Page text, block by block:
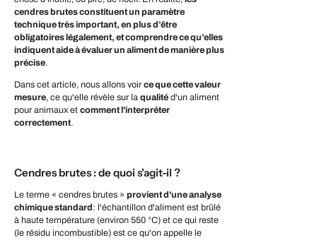
cendres brutes constituent un paramètre
technique très important, en plus d’être
obligatoires légalement, et comprendre ce qu’elles
indiquent aide à évaluer un aliment de manière plus
précise.
Dans cet article, nous allons voir ce que cette valeur
mesure, ce qu'elle révèle sur la qualité d'un aliment
pour animaux et comment l'interpréter
correctement.
Cendres brutes : de quoi s'agit-il ?
Le terme « cendres brutes » provient d'une analyse
chimique standard : l'échantillon d'aliment est brûlé
à haute température (environ 550 °C) et ce qui reste
(le résidu incombustible) est ce qu'on appelle le